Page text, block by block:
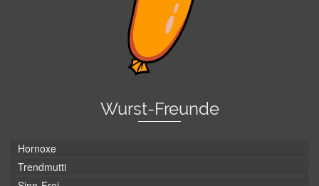
Wurst-Freunde
Hornoxe
Trendmutti